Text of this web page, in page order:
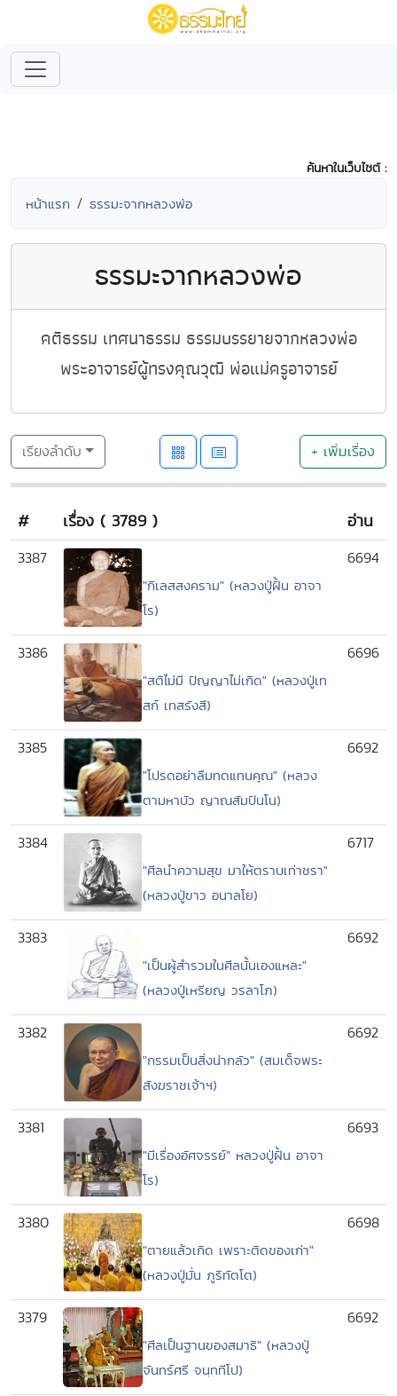
ค้นหาในเว็บไซต์ :
หน้าแรก ธรรมะจากหลวงพ่อ
ธรรมะจากหลวงพ่อ
คติธรรม เทศนาธรรม ธรรมบรรยายจากหลวงพ่อ
พระอาจารย์ผู้ทรงคุณวุฒิ พ่อแม่ครูอาจารย์
เรียงลำดับ + เพิ่มเรื่อง
# เรื่อง ( 3789 ) อ่าน
3387
"กิเลสสงคราม" (หลวงปู่ฝั้น อาจา
โร)
6694
3386
"สติไม่มี ปัญญาไม่เกิด" (หลวงปู่เท
สก์ เทสรังสี)
6696
3385
"โปรดอย่าลืมทดแทนคุณ" (หลวง
ตามหาบัว ญาณสัมปันโน)
6692
3384
"ศีลนำความสุข มาให้ตราบเท่าชรา"
(หลวงปู่ขาว อนาลโย)
6717
3383
"เป็นผู้สำรวมในศีลนั้นเองแหละ"
(หลวงปู่เหรียญ วรลาโภ)
6692
3382
"กรรมเป็นสิ่งน่ากลัว" (สมเด็จพระ
สังฆราชเจ้าฯ)
6692
3381
"มีเรื่องอัศจรรย์" หลวงปู่ฝั้น อาจา
โร)
6693
3380
"ตายแล้วเกิด เพราะติดของเก่า"
(หลวงปู่มั่น ภูริทัตโต)
6698
3379
"ศีลเป็นฐานของสมาธิ" (หลวงปู่
จันทร์ศรี จนฺททีโป)
6692